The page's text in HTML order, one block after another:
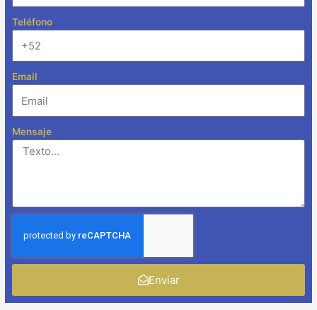
Teléfono
Email
Mensaje
Enviar